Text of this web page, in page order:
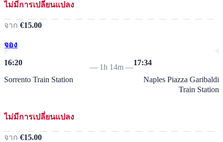
ไม่มีการเปลี่ยนแปลง
จาก €15.00
จอง
16:20
Sorrento Train Station
— 1h 14m —
17:34
Naples Piazza Garibaldi
Train Station
ไม่มีการเปลี่ยนแปลง
จาก €15.00